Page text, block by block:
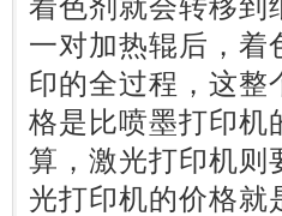
着色剂就会转移到
一对加热辊后，着
印的全过程，这整
格是比喷墨打印机
算，激光打印机则
光打印机的价格就